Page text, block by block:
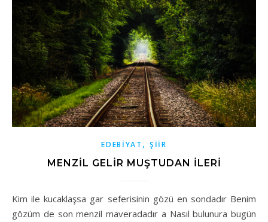
EDEBIYAT , ŞIIR
MENZİL GELİR MUŞTUDAN İLERİ
Kim ile kucaklaşsa gar seferisinin gözü en sondadır Benim
gözüm de son menzil maveradadır a Nasıl bulunura bugün